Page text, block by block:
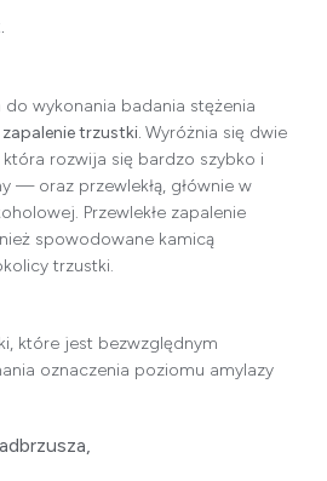
do wykonania badania stężenia
zapalenie trzustki. Wyróżnia się dwie
rozwija się bardzo szybko i
— oraz przewlekłą, głównie w
Przewlekłe zapalenie
spowodowane kamicą
trzustki.
które jest bezwzględnym
oznaczenia poziomu amylazy